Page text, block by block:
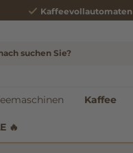
Kaffeevollautomaten
Kaffee
🔥